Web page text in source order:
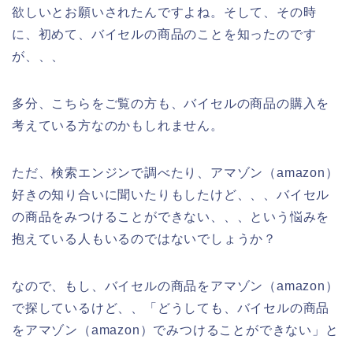
欲しいとお願いされたんですよね。そして、その時
に、初めて、バイセルの商品のことを知ったのです
が、、、
多分、こちらをご覧の方も、バイセルの商品の購入を
考えている方なのかもしれません。
ただ、検索エンジンで調べたり、アマゾン（amazon）
好きの知り合いに聞いたりもしたけど、、、バイセル
の商品をみつけることができない、、、という悩みを
抱えている人もいるのではないでしょうか？
なので、もし、バイセルの商品をアマゾン（amazon）
で探しているけど、、「どうしても、バイセルの商品
をアマゾン（amazon）でみつけることができない」と